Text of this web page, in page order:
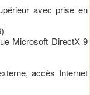
avec prise en
Microsoft DirectX 9
accès Internet